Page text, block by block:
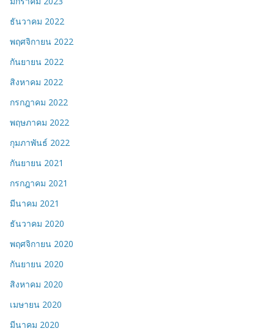
ธันวาคม 2022
พฤศจิกายน 2022
กันยายน 2022
สิงหาคม 2022
กรกฎาคม 2022
พฤษภาคม 2022
กุมภาพันธ์ 2022
กันยายน 2021
กรกฎาคม 2021
มีนาคม 2021
ธันวาคม 2020
พฤศจิกายน 2020
กันยายน 2020
สิงหาคม 2020
เมษายน 2020
มีนาคม 2020